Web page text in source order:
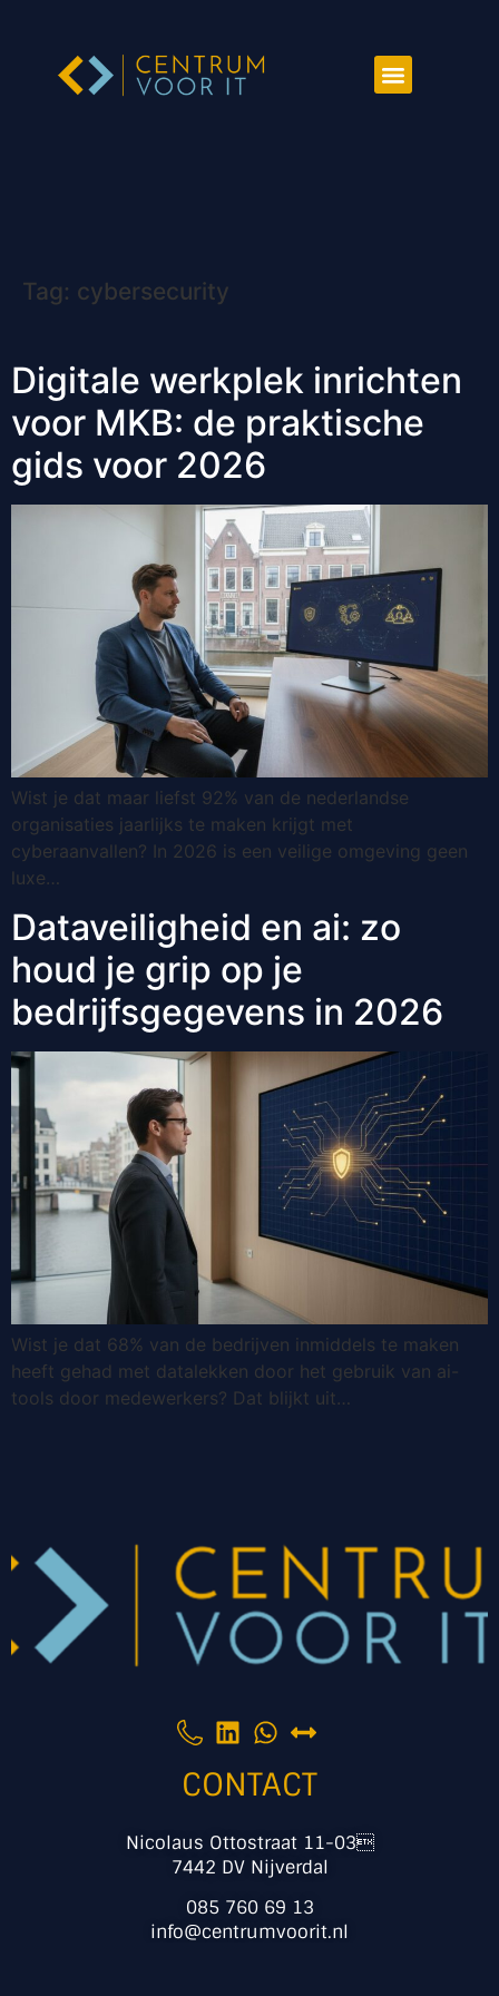
Tag: cybersecurity
Digitale werkplek inrichten
voor MKB: de praktische
gids voor 2026
Wist je dat maar liefst 92% van de nederlandse
organisaties jaarlijks te maken krijgt met
cyberaanvallen? In 2026 is een veilige omgeving geen
luxe…
Dataveiligheid en ai: zo
houd je grip op je
bedrijfsgegevens in 2026
Wist je dat 68% van de bedrijven inmiddels te maken
heeft gehad met datalekken door het gebruik van ai-
tools door medewerkers? Dat blijkt uit…
CONTACT
Nicolaus Ottostraat 11-03
7442 DV Nijverdal
085 760 69 13
info@centrumvoorit.nl